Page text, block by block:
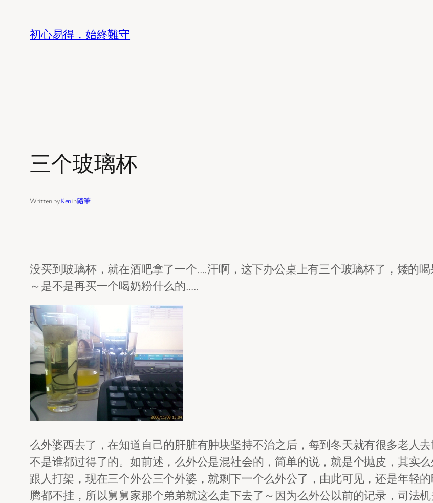
初心易得，始終難守
三个玻璃杯
Written byKenin隨筆
没买到玻璃杯，就在酒吧拿了一个….汗啊，这下办公桌上有三个玻璃杯了，矮的
～是不是再买一个喝奶粉什么的…..
么外婆西去了，在知道自己的肝脏有肿块坚持不治之后，每到冬天就有很多老人
不是谁都过得了的。如前述，么外公是混社会的，简单的说，就是个抛皮，其实
跟人打架，现在三个外公三个外婆，就剩下一个么外公了，由此可见，还是年轻
腾都不挂，所以舅舅家那个弟弟就这么走下去了～因为么外公以前的记录，司法